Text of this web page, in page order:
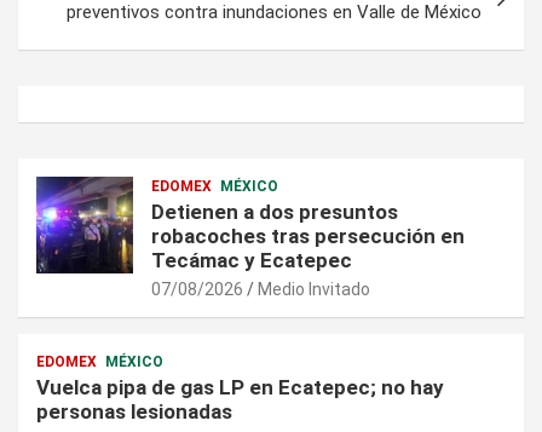
preventivos contra inundaciones en Valle de México
EDOMEX MÉXICO
Detienen a dos presuntos
robacoches tras persecución en
Tecámac y Ecatepec
07/08/2026 Medio Invitado
EDOMEX MÉXICO
Vuelca pipa de gas LP en Ecatepec; no hay
personas lesionadas